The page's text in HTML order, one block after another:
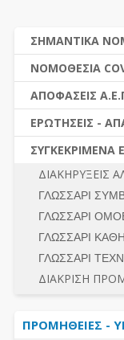
ΣΗΜΑΝΤΙΚΑ
ΔΗΜΟΣΙΕΣ
ΔΗΜΟΤΙΚΟΣ
ΚΑΛΛΙΚΡΑΤΗΣ
ΝΟΜΟΘΕΣΙΑ -
ΝΟΜΟΘΕΣΙΑ
ΝΟΜΟΘΕΣΙΑ -
ΕΡΩΤΗΣΕΙΣ -
ΑΠΟΦΑΣΕΙΣ
ΠΡΟΔΙΚΑΣΤΙΚΗ
ΓΕΝΙΚΟΙ
ΠΡΟΣΦΟΡΕΣ –
ΔΙΕΞΑΓΩΓΗ
ΕΣΗΔΗΣ –
ΠΕΡΙΛΗΨΕΙΣ
ΣΥΝΟΛΟ
ΕΡΩΤΗΣΕΙΣ -
Ν. 4782/2021 -
ΔΙΕΞΑΓΩΓΗ
ΔΙΑΔΙΚΑΣΙΕΣ
ΓΕΝΙΚΟΙ
ΛΟΓΟΙ
ΠΡΟΣΦΟΡΕΣ -
ΕΚΤΕΛΕΣΗ
ΣΥΓΚΕΚΡΙΜΕΝΑ
ΔΙΑΚΗΡΥΞΕΙΣ
ΓΛΩΣΣΑΡΙ
ΓΛΩΣΣΑΡΙ
ΓΛΩΣΣΑΡΙ
ΓΛΩΣΣΑΡΙ
ΔΙΑΚΡΙΣΗ
ΠΡΟΜΗΘΕΙΕΣ -